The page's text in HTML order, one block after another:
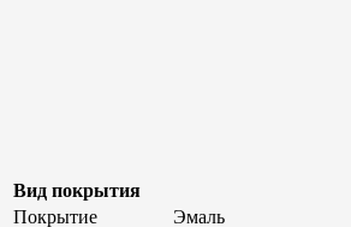
Вид покрытия
Покрытие
Эмаль